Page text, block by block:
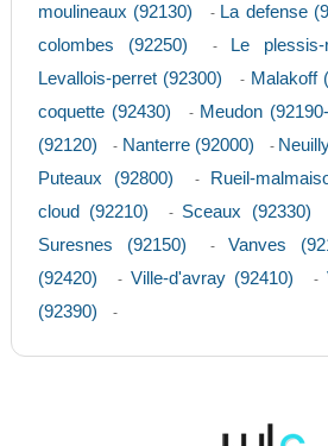
moulineaux (92130)
- La defense
colombes (92250)
- Le plessis-
Levallois-perret (92300) - Malakoff
coquette (92430)
- Meudon
(92120)
- Nanterre (92000) -
Puteaux (92800) - Rueil-
cloud (92210)
- Sceaux (92330)
Suresnes (92150) - Vanves
(92420)
- Ville-d'avray (92410) -
(92390)
-